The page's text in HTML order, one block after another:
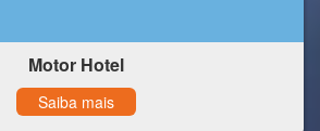
Motor Hotel
Saiba mais